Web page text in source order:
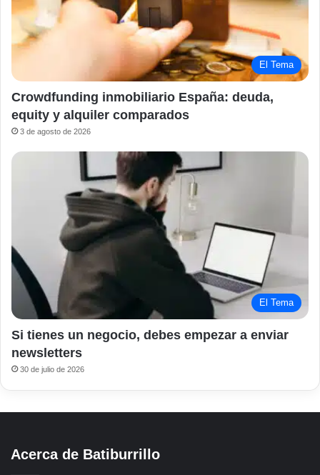
El Tema
Crowdfunding inmobiliario España: deuda,
equity y alquiler comparados
3 de agosto de 2026
El Tema
Si tienes un negocio, debes empezar a enviar
newsletters
30 de julio de 2026
Acerca de Batiburrillo